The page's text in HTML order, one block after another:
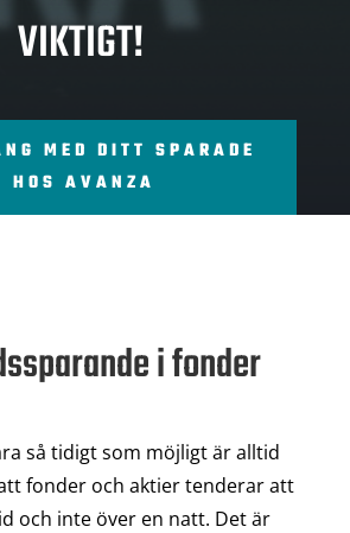
VIKTIGT!
MED DITT SPARADE
HOS AVANZA
i fonder
så tidigt som möjligt är alltid
fonder och aktier tenderar att
och inte över en natt. Det är